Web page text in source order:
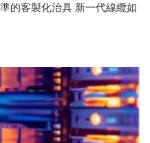
的客製化治具 新一代線纜如